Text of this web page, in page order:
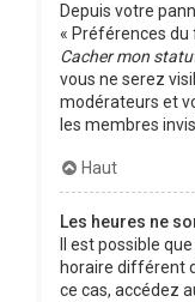
Depuis votre
« Préférences du
Cacher mon
vous ne serez
modérateurs et
les membres
Haut
Les heures ne
Il est possible
horaire différent
ce cas, accédez